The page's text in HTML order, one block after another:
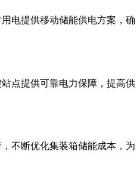
电提供移动储能供电方案，确
点提供可靠电力保障，提高供
不断优化集装箱储能成本，为